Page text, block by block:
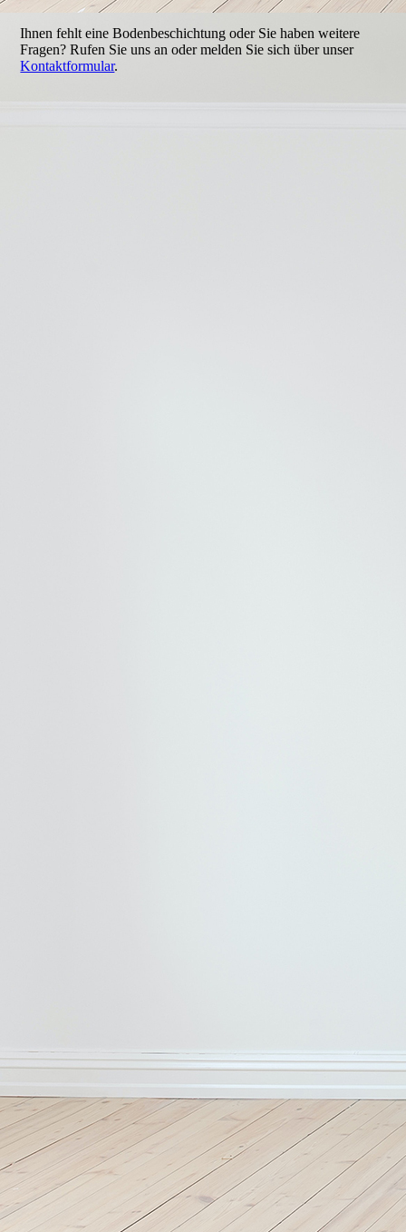
Ihnen fehlt eine Bodenbeschichtung oder Sie haben weitere
Fragen? Rufen Sie uns an oder melden Sie sich über unser
Kontaktformular.